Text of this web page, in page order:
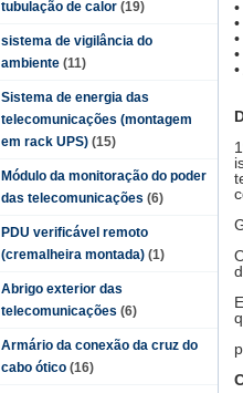
tubulação de calor (19)
sistema de vigilância do
ambiente (11)
Sistema de energia das
telecomunicações (montagem
em rack UPS) (15)
Módulo da monitoração do poder
das telecomunicações (6)
PDU verificável remoto
(cremalheira montada) (1)
Abrigo exterior das
telecomunicações (6)
Armário da conexão da cruz do
cabo ótico (16)